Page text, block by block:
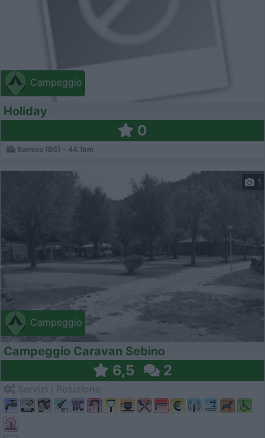
Campeggio
Holiday
0
Sarnico (BG) - 44.1km
Campeggio
1
Campeggio Caravan Sebino
6,5 2